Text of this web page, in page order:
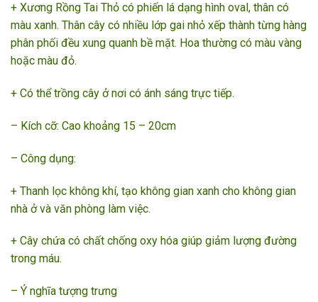
+ Xương Rồng Tai Thỏ có phiến lá dạng hình oval, thân có
màu xanh. Thân cây có nhiều lớp gai nhỏ xếp thành từng hàng
phân phối đều xung quanh bề mặt. Hoa thường có màu vàng
hoặc màu đỏ.
+ Có thể trồng cây ở nơi có ánh sáng trực tiếp.
– Kích cỡ: Cao khoảng 15 – 20cm
– Công dụng:
+ Thanh lọc không khí, tạo không gian xanh cho không gian
nhà ở và văn phòng làm việc.
+ Cây chứa có chất chống oxy hóa giúp giảm lượng đường
trong máu.
– Ý nghĩa tượng trưng